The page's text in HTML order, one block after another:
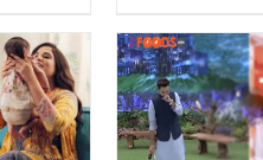
سوال
ہو گیا